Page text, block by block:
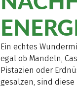
Ein echtes
egal ob Mandeln,
Pistazien oder
gesalzen, sind